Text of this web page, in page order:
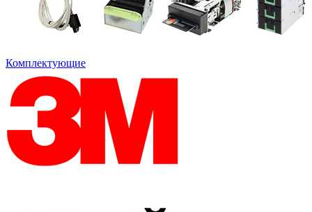
Комплектующие